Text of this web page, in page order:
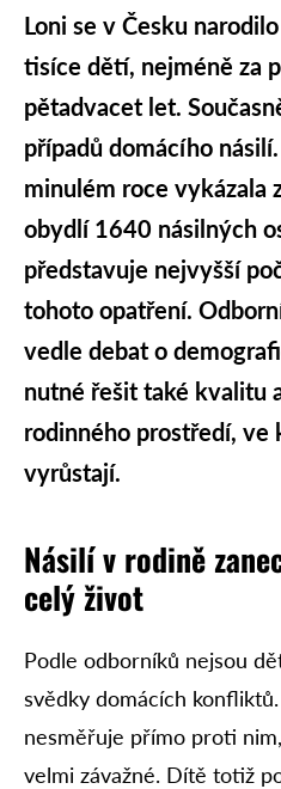
Loni se v Česku
tisíce dětí, nejméně za
pětadvacet let.
případů domácího
minulém roce vykázala
obydlí 1640 násilných
představuje nejvyšší
tohoto opatření.
vedle debat o
nutné řešit také kvalitu
rodinného prostředí, ve
vyrůstají.
Násilí v rodině
celý život
Podle odborníků nejsou
svědky domácích
nesměřuje přímo proti
velmi závažné. Dítě totiž